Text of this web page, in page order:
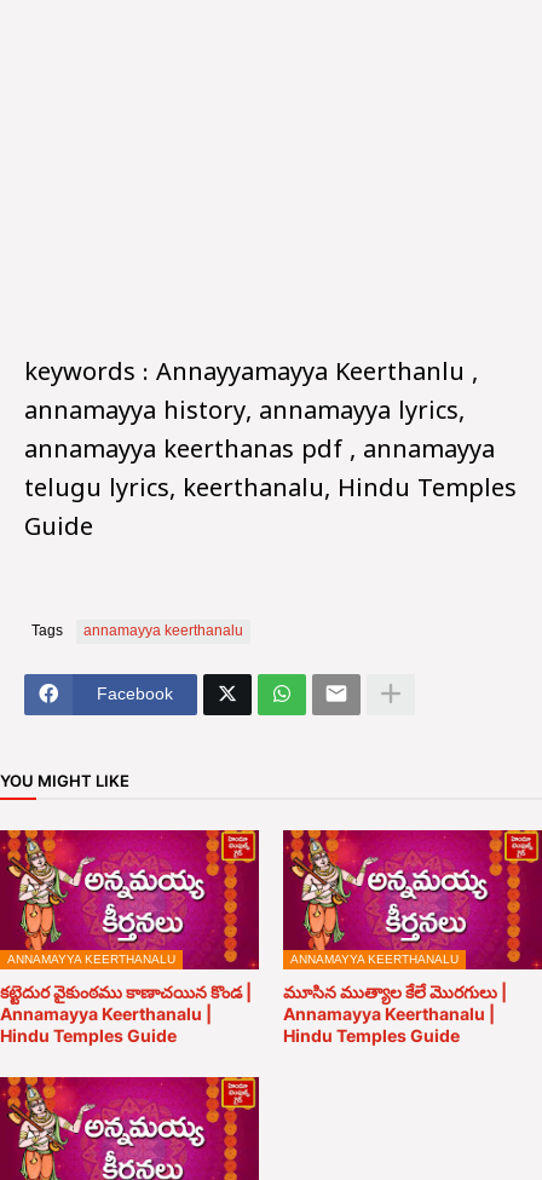
keywords : Annayyamayya Keerthanlu ,
annamayya history, annamayya lyrics,
annamayya keerthanas pdf , annamayya
telugu lyrics, keerthanalu, Hindu Temples
Guide
Tags annamayya keerthanalu
Facebook
YOU MIGHT LIKE
ANNAMAYYA KEERTHANALU
కట్టెదుర వైకుంఠము కాణాచయిన కొండ |
Annamayya Keerthanalu |
Hindu Temples Guide
ANNAMAYYA KEERTHANALU
మూసిన ముత్యాల కేలే మొరగులు |
Annamayya Keerthanalu |
Hindu Temples Guide